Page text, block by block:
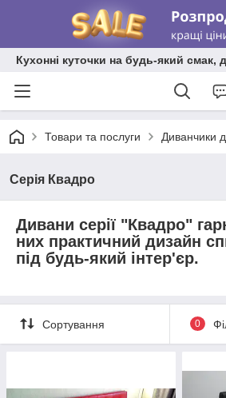
Кухонні куточки на будь-який
Товари та послуги Диванчики
Серія Квадро
Дивани серії "Квадро"
них практичний дизайн
під будь-який інтер'єр.
Сортування 0